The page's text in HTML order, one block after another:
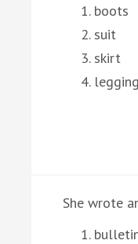
boots
suit
skirt
She wrote